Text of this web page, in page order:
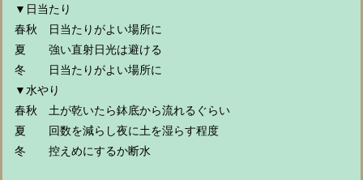
▼日当たり
春秋 日当たりがよい場所に
夏 強い直射日光は避ける
冬 日当たりがよい場所に
▼水やり
春秋 土が乾いたら鉢底から流れるぐらい
夏 回数を減らし夜に土を湿らす程度
冬 控えめにするか断水